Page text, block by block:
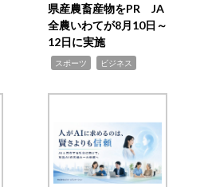
県産農畜産物をPR JA
全農いわてが8月10日～
12日に実施
スポーツ ビジネス